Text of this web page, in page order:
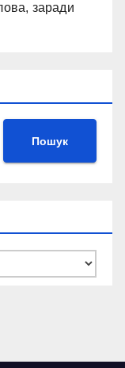
заради
Пошук